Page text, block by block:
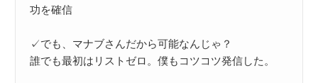
功を確信
✓でも、マナブさんだから可能なんじゃ？
誰でも最初はリストゼロ。僕もコツコツ発信した。